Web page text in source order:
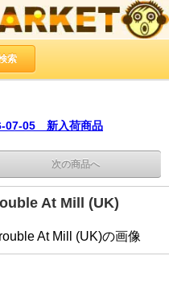
索
07-05 新入荷商品
次の商品へ
At Mill (UK)